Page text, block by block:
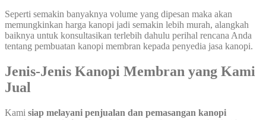
Seperti semakin banyaknya volume yang dipesan maka akan
memungkinkan harga kanopi jadi semakin lebih murah, alangkah
baiknya untuk konsultasikan terlebih dahulu perihal rencana Anda
tentang pembuatan kanopi membran kepada penyedia jasa kanopi.
Jenis-Jenis Kanopi Membran yang Kami
Jual
Kami siap melayani penjualan dan pemasangan kanopi